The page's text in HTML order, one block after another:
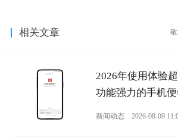
相关文章
2026年使用体验
功能强力的手机
新闻动态 2026-08-09